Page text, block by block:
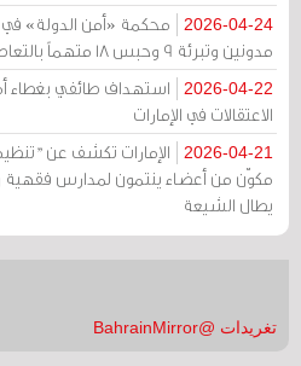
2026-04-24
مدونين وتبرئة 9 وحبس 18 متهماً بالتعاطف مع إيران
2026-04-22
استهداف طائفي بغطاء
الاعتقالات في الإمارات
2026-04-21
الإمارات تكشف عن
مكوّن من أعضاء ينتمون لمدارس
يطال الشيعة
تغريدات @BahrainMirror